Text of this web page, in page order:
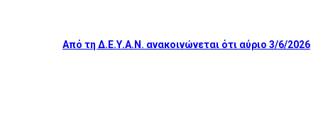
Από τη Δ.Ε.Υ.Α.Ν. ανακοινώνεται ότι αύριο 3/6/2026